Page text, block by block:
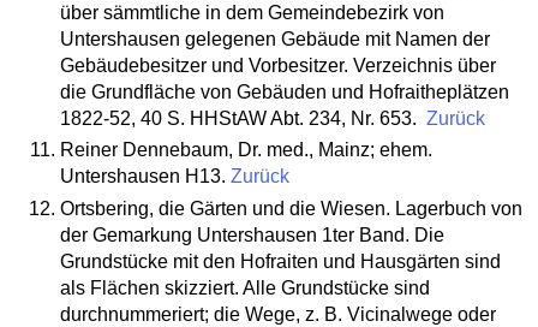
über sämmtliche in dem Gemeindebezirk von
Untershausen gelegenen Gebäude mit Namen der
Gebäudebesitzer und Vorbesitzer. Verzeichnis über
die Grundfläche von Gebäuden und Hofraitheplätzen
1822-52, 40 S. HHStAW Abt. 234, Nr. 653. Zurück
Reiner Dennebaum, Dr. med., Mainz; ehem.
Untershausen H13. Zurück
Ortsbering, die Gärten und die Wiesen. Lagerbuch von
der Gemarkung Untershausen 1ter Band. Die
Grundstücke mit den Hofraiten und Hausgärten sind
als Flächen skizziert. Alle Grundstücke sind
durchnummeriert; die Wege, z. B. Vicinalwege oder